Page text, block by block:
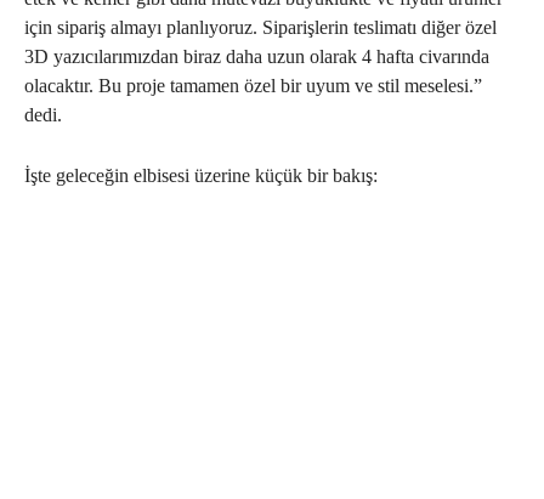
için sipariş almayı planlıyoruz. Siparişlerin teslimatı diğer özel
3D yazıcılarımızdan biraz daha uzun olarak 4 hafta civarında
olacaktır. Bu proje tamamen özel bir uyum ve stil meselesi.”
dedi.
İşte geleceğin elbisesi üzerine küçük bir bakış: